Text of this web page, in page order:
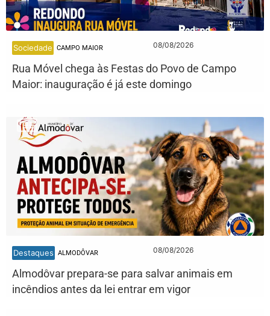
Sociedade CAMPO MAIOR 08/08/2026
Rua Móvel chega às Festas do Povo de Campo
Maior: inauguração é já este domingo
Destaques ALMODÔVAR 08/08/2026
Almodôvar prepara-se para salvar animais em
incêndios antes da lei entrar em vigor